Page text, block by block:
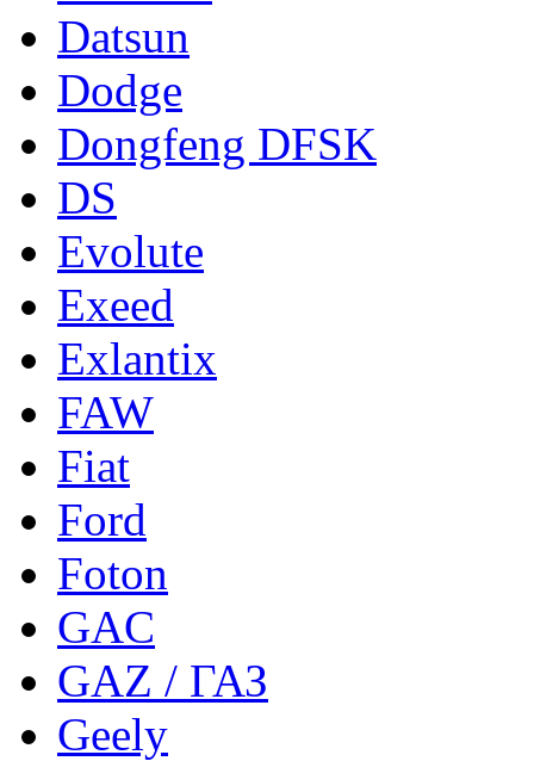
Datsun
Dodge
Dongfeng DFSK
DS
Evolute
Exeed
Exlantix
FAW
Fiat
Ford
Foton
GAC
GAZ / ГАЗ
Geely